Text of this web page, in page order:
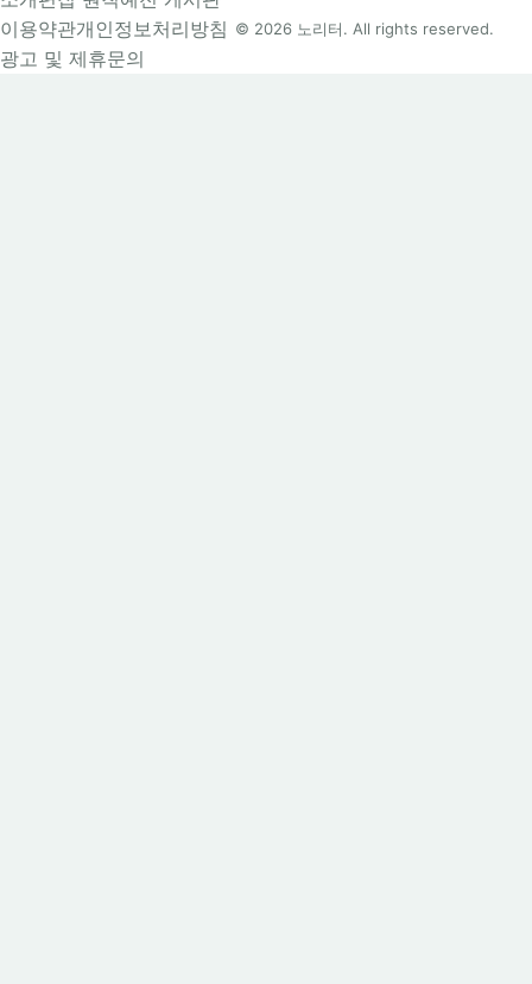
이용약관개인정보처리방침
광고 및 제휴문의
© 2026 노리터. All rights reserved.